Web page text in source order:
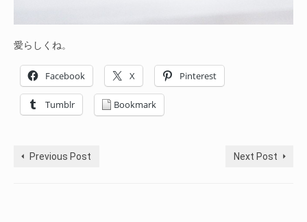
愛らしくね。
Facebook X Pinterest
Tumblr Bookmark
Previous Post Next Post